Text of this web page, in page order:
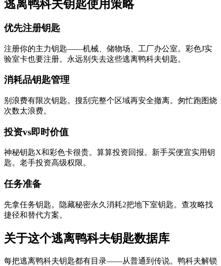
逃离鸭科夫钥匙使用策略
优先注册钥匙
注册你的主力钥匙——机械、储物场、工厂办公室。彩色J实
验室卡也要注册。永远别失去这些逃离鸭科夫钥匙。
消耗品钥匙管理
别浪费有限次钥匙。搜刮完整个区域再安全撤离。匆忙跑图烧
次数太浪费。
投资vs即时价值
神秘钥匙X和彩色卡很贵。算算投资回报。新手买便宜实用钥
匙。老手投资高级权限。
任务准备
先拿任务钥匙。隐藏秘密永久消耗2把地下室钥匙。查攻略找
捷径和替代方案。
关于这个逃离鸭科夫钥匙数据库
每把逃离鸭科夫钥匙都有目录——从普通到传说。鸭科夫解锁